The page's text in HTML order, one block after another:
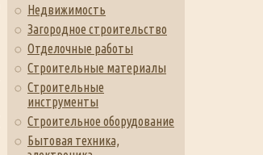
Недвижимость
Загородное строительство
Отделочные работы
Строительные материалы
Строительные
инструменты
Строительное оборудование
Бытовая техника,